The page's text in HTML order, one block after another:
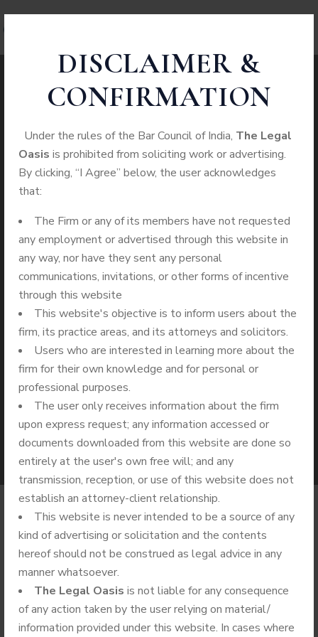
DISCLAIMER &
CONFIRMATION
Under the rules of the Bar Council of India, The Legal
Oasis is prohibited from soliciting work or advertising.
By clicking, “I Agree” below, the user acknowledges
that:
The Firm or any of its members have not requested
any employment or advertised through this website in
any way, nor have they sent any personal
communications, invitations, or other forms of incentive
through this website
This website's objective is to inform users about the
firm, its practice areas, and its attorneys and solicitors.
Users who are interested in learning more about the
firm for their own knowledge and for personal or
professional purposes.
The user only receives information about the firm
upon express request; any information accessed or
documents downloaded from this website are done so
entirely at the user's own free will; and any
transmission, reception, or use of this website does not
establish an attorney-client relationship.
This website is never intended to be a source of any
kind of advertising or solicitation and the contents
hereof should not be construed as legal advice in any
manner whatsoever.
The Legal Oasis is not liable for any consequence
of any action taken by the user relying on material/
information provided under this website. In cases where
Демо Игровые
Автоматы Играть
Бесплатно Без
Регистрации В
Слоты,
Особенности
Версии При Игре В
Онлайн Казино
BYADMIN
SEPTEMBER 17, 2024
Когда вы играете в автоматы и слотмашины, то от